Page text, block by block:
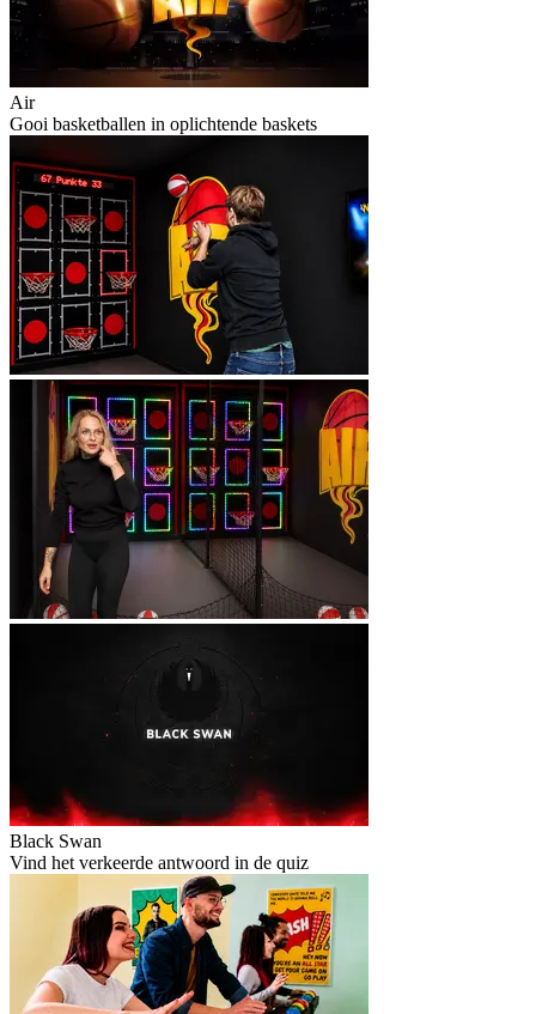
Air
Gooi basketballen in oplichtende baskets
Black Swan
Vind het verkeerde antwoord in de quiz